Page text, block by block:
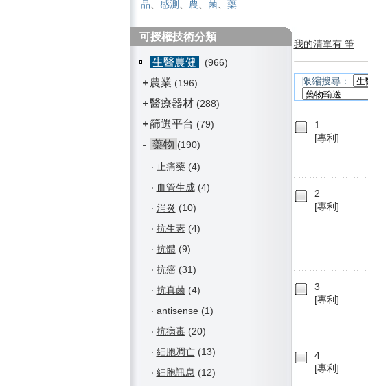
品、 感測 、 農、 菌、 藥
可授權技術分類
生醫農健
(966)
+ 農業 (196)
+醫療器材 (288)
+篩選平台 (79)
- 藥物 (190)
‧ 止痛藥(4)
‧ 血管生成(4)
‧ 消炎 (10)
‧ 抗生素(4)
‧ 抗體 (9)
‧ 抗癌 (31)
‧ 抗真菌(4)
‧ antisense(1)
‧ 抗病毒(20)
‧ 細胞凋亡(13)
‧ 細胞訊息 (12)
我的清單有 筆
限縮搜尋：
1
[專利]
2
[專利]
3
[專利]
4
[專利]